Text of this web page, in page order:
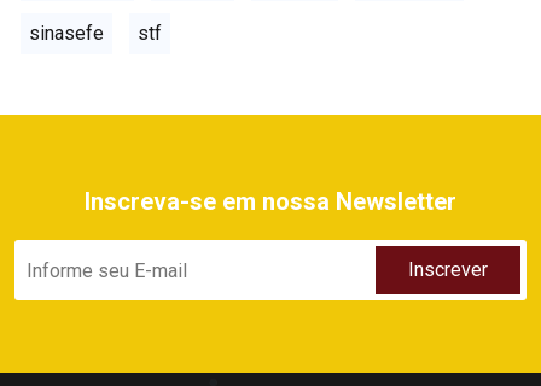
sinasefe stf
Inscreva-se em nossa Newsletter